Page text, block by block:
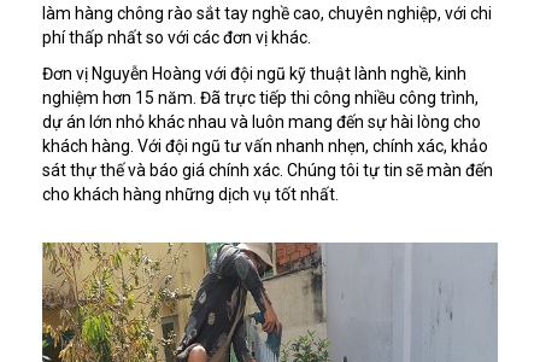
làm hàng chông rào sắt tay nghề cao, chuyên nghiệp, với chi
phí thấp nhất so với các đơn vị khác.
Đơn vị Nguyễn Hoàng với đội ngũ kỹ thuật lành nghề, kinh
nghiệm hơn 15 năm. Đã trực tiếp thi công nhiều công trình,
dự án lớn nhỏ khác nhau và luôn mang đến sự hài lòng cho
khách hàng. Với đội ngũ tư vấn nhanh nhẹn, chính xác, khảo
sát thự thế và báo giá chính xác. Chúng tôi tự tin sẽ màn đến
cho khách hàng những dịch vụ tốt nhất.